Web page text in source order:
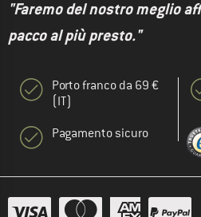
"Faremo del nostro meglio
pacco al più presto."
Porto franco da 69 €
(IT)
Pagamento sicuro